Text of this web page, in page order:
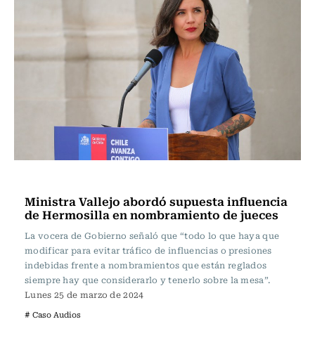
Ministra Vallejo abordó supuesta influencia
de Hermosilla en nombramiento de jueces
La vocera de Gobierno señaló que “todo lo que haya que
modificar para evitar tráfico de influencias o presiones
indebidas frente a nombramientos que están reglados
siempre hay que considerarlo y tenerlo sobre la mesa”.
Lunes 25 de marzo de 2024
# Caso Audios